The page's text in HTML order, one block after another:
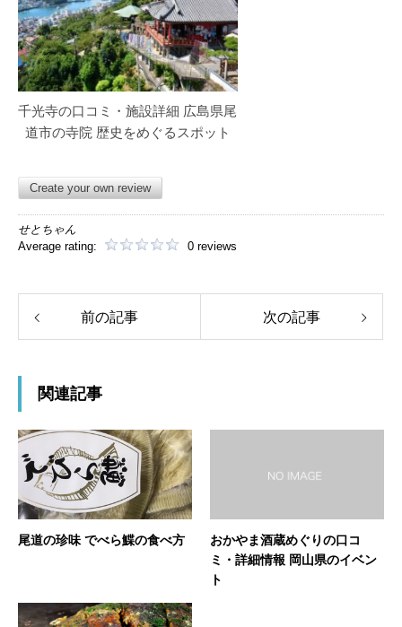
千光寺の口コミ・施設詳細 広島県尾
道市の寺院 歴史をめぐるスポット
Create your own review
せとちゃん
Average rating:
0 reviews
前の記事 次の記事
関連記事
尾道の珍味 でべら鰈の食べ方
おかやま酒蔵めぐりの口コ
ミ・詳細情報 岡山県のイベン
ト